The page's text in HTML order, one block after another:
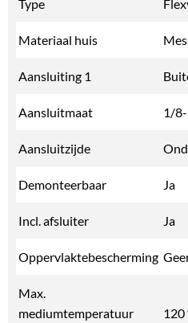
Type
Materiaal huis
Aansluiting 1
Aansluitmaat 1/
Aansluitzijde
Demonteerbaar Ja
Incl. afsluiter Ja
Oppervlaktebescherming
Max.
mediumtemperatuur
120